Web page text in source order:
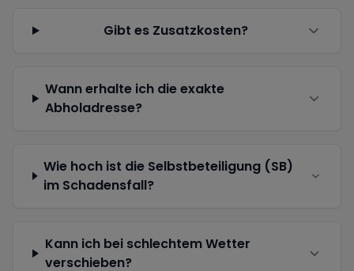
Gibt es Zusatzkosten?
Wann erhalte ich die exakte
Abholadresse?
Wie hoch ist die Selbstbeteiligung (SB)
im Schadensfall?
Kann ich bei schlechtem Wetter
verschieben?